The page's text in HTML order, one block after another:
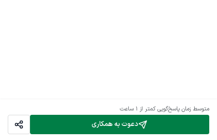
دعوت به همکاری
متوسط زمان پاسخ‌گویی کمتر از 1 ساعت